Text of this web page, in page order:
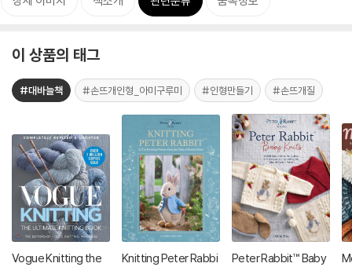
이 상품의 태그
#대바늘책 #손뜨개인형_아미구루미 #인형만들기 #손뜨개질
Vogue Knitting the
Knitting Peter Rabbi
Peter Rabbit™ Baby